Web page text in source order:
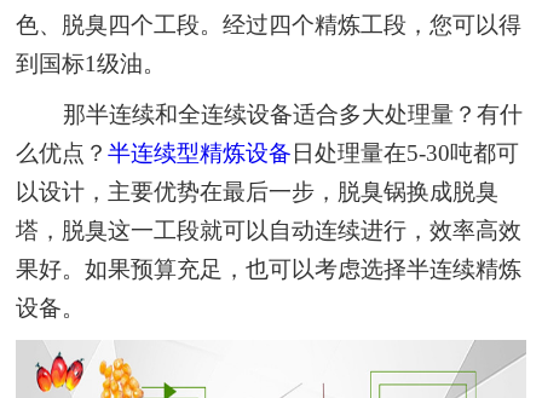
色、脱臭四个工段。经过四个精炼工段，您可以得
到国标1级油。
那半连续和全连续设备适合多大处理量？有什
么优点？半连续型精炼设备 日处理量在5-30吨都可
以设计，主要优势在最后一步，脱臭锅换成脱臭
塔，脱臭这一工段就可以自动连续进行，效率高效
果好。如果预算充足，也可以考虑选择半连续精炼
设备。